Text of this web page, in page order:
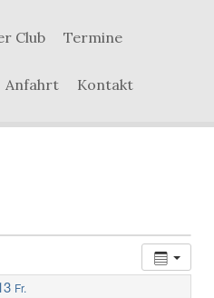
Club Termine
Anfahrt Kontakt
Fr.